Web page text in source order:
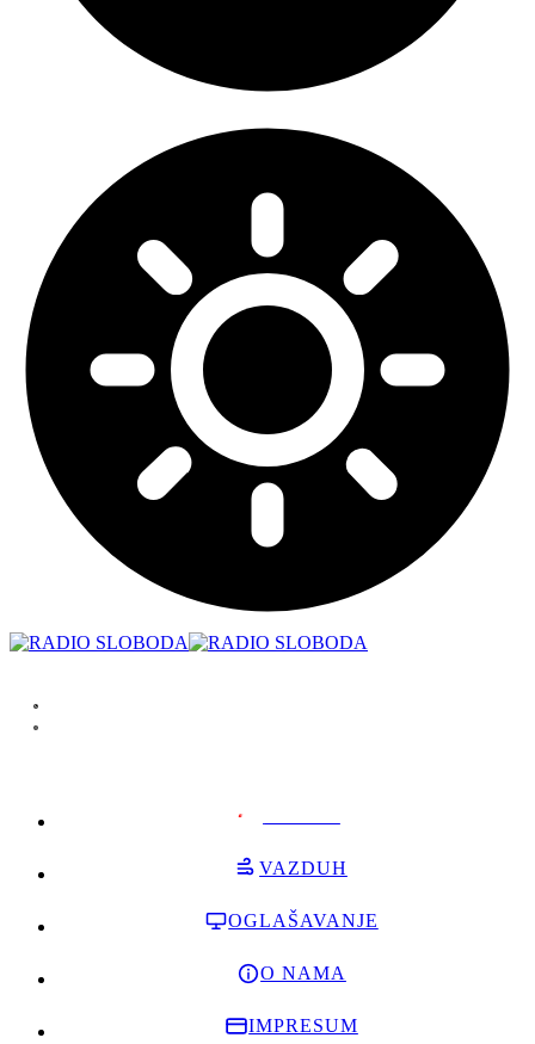
VAZDUH
OGLAŠAVANJE
O NAMA
IMPRESUM